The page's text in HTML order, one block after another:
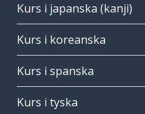
Kurs i japanska (kanji)
Kurs i koreanska
Kurs i spanska
Kurs i tyska